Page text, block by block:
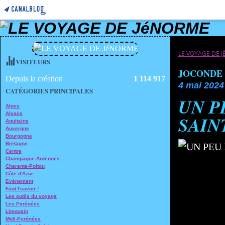
VISITEURS
Depuis la création 1 114 917
CATÉGORIES PRINCIPALES
Alpes
Alsace
Aquitaine
Auvergne
Bourgogne
Bretagne
Centre
Champagne-Ardennes
Charente-Poitou
Côte d'Azur
Evènement
Faut l'savoir !
Les outils du voyage
Les Pyrénées
Limousin
Midi-Pyrénées
LE VOYAGE DE
JOCONDE
4 mai 2024
UN